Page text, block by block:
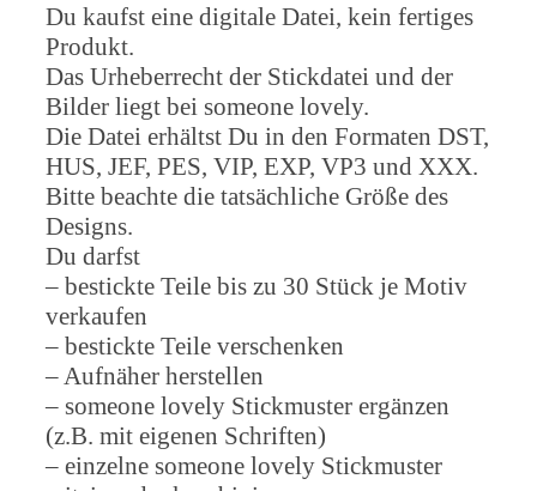
Du kaufst eine digitale Datei, kein fertiges
Produkt.
Das Urheberrecht der Stickdatei und der
Bilder liegt bei someone lovely.
Die Datei erhältst Du in den Formaten DST,
HUS, JEF, PES, VIP, EXP, VP3 und XXX.
Bitte beachte die tatsächliche Größe des
Designs.
Du darfst
– bestickte Teile bis zu 30 Stück je Motiv
verkaufen
– bestickte Teile verschenken
– Aufnäher herstellen
– someone lovely Stickmuster ergänzen
(z.B. mit eigenen Schriften)
– einzelne someone lovely Stickmuster